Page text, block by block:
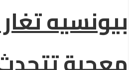
بيونسيه